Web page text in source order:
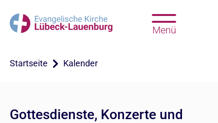
Menü
Startseite Kalender
Gottesdienste, Konzerte und